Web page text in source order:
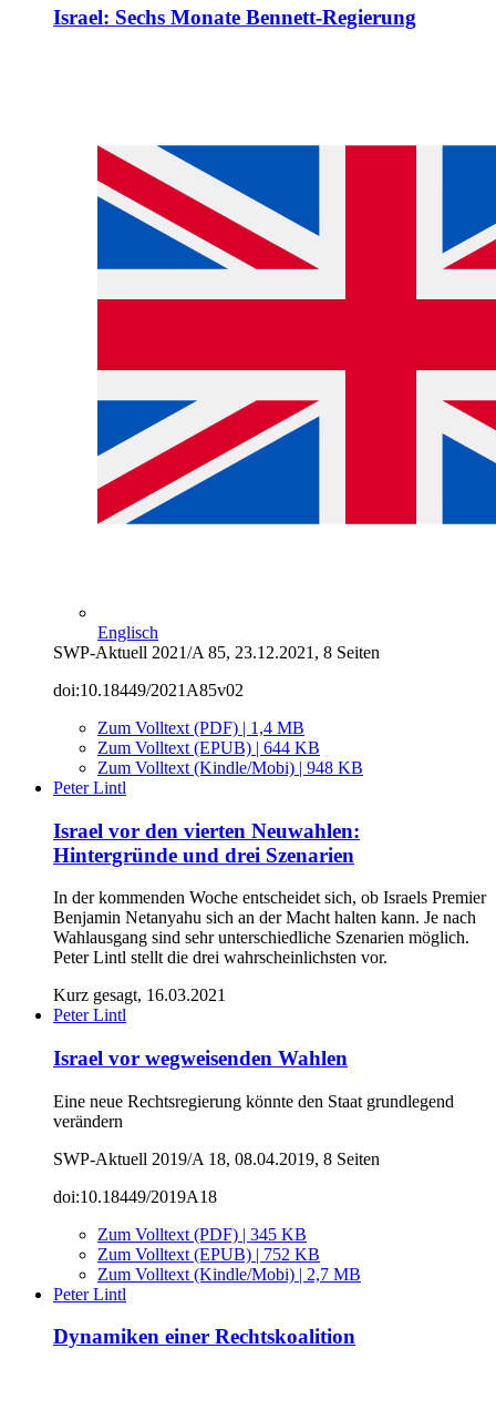
Israel: Sechs Monate Bennett-Regierung
Englisch
SWP-Aktuell 2021/A 85, 23.12.2021, 8 Seiten
doi:10.18449/2021A85v02
Zum Volltext (PDF) | 1,4 MB
Zum Volltext (EPUB) | 644 KB
Zum Volltext (Kindle/Mobi) | 948 KB
Peter Lintl
Israel vor den vierten Neuwahlen:
Hintergründe und drei Szenarien
In der kommenden Woche entscheidet sich, ob Israels Premier
Benjamin Netanyahu sich an der Macht halten kann. Je nach
Wahlausgang sind sehr unterschiedliche Szenarien möglich.
Peter Lintl stellt die drei wahrscheinlichsten vor.
Kurz gesagt, 16.03.2021
Peter Lintl
Israel vor wegweisenden Wahlen
Eine neue Rechtsregierung könnte den Staat grundlegend
verändern
SWP-Aktuell 2019/A 18, 08.04.2019, 8 Seiten
doi:10.18449/2019A18
Zum Volltext (PDF) | 345 KB
Zum Volltext (EPUB) | 752 KB
Zum Volltext (Kindle/Mobi) | 2,7 MB
Peter Lintl
Dynamiken einer Rechtskoalition